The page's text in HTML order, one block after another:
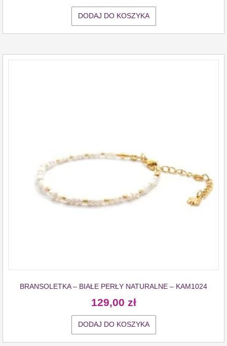
DODAJ DO KOSZYKA
BRANSOLETKA – BIAŁE PERŁY NATURALNE – KAM1024
129,00 zł
DODAJ DO KOSZYKA